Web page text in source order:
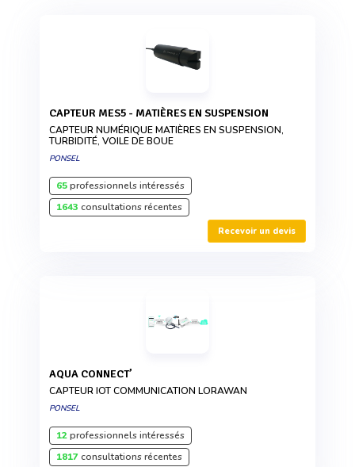
CAPTEUR MES5 - MATIÈRES EN SUSPENSION
CAPTEUR NUMÉRIQUE MATIÈRES EN SUSPENSION,
TURBIDITÉ, VOILE DE BOUE
PONSEL
65professionnels intéressés
1643 consultations récentes
Recevoir un devis
AQUA CONNECT’
CAPTEUR IOT COMMUNICATION LORAWAN
PONSEL
12professionnels intéressés
1817consultations récentes